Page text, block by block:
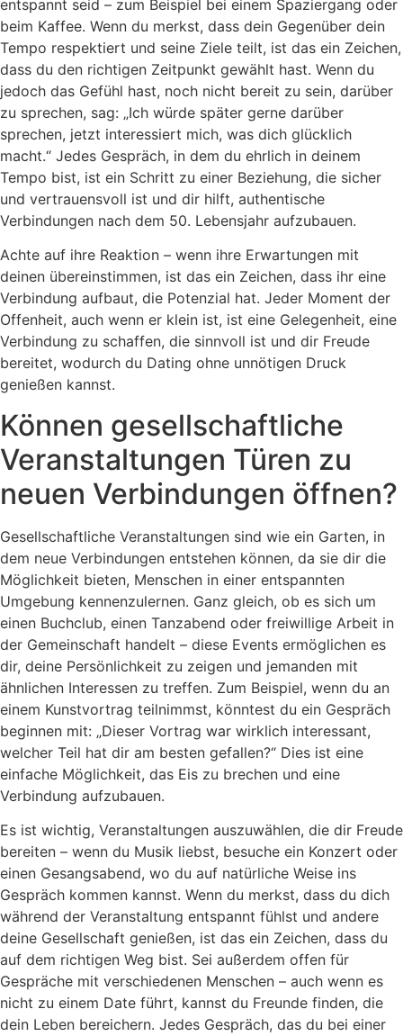
entspannt seid – zum Beispiel bei einem Spaziergang oder
beim Kaffee. Wenn du merkst, dass dein Gegenüber dein
Tempo respektiert und seine Ziele teilt, ist das ein Zeichen,
dass du den richtigen Zeitpunkt gewählt hast. Wenn du
jedoch das Gefühl hast, noch nicht bereit zu sein, darüber
zu sprechen, sag: „Ich würde später gerne darüber
sprechen, jetzt interessiert mich, was dich glücklich
macht.“ Jedes Gespräch, in dem du ehrlich in deinem
Tempo bist, ist ein Schritt zu einer Beziehung, die sicher
und vertrauensvoll ist und dir hilft, authentische
Verbindungen nach dem 50. Lebensjahr aufzubauen.
Achte auf ihre Reaktion – wenn ihre Erwartungen mit
deinen übereinstimmen, ist das ein Zeichen, dass ihr eine
Verbindung aufbaut, die Potenzial hat. Jeder Moment der
Offenheit, auch wenn er klein ist, ist eine Gelegenheit, eine
Verbindung zu schaffen, die sinnvoll ist und dir Freude
bereitet, wodurch du Dating ohne unnötigen Druck
genießen kannst.
Können gesellschaftliche
Veranstaltungen Türen zu
neuen Verbindungen öffnen?
Gesellschaftliche Veranstaltungen sind wie ein Garten, in
dem neue Verbindungen entstehen können, da sie dir die
Möglichkeit bieten, Menschen in einer entspannten
Umgebung kennenzulernen. Ganz gleich, ob es sich um
einen Buchclub, einen Tanzabend oder freiwillige Arbeit in
der Gemeinschaft handelt – diese Events ermöglichen es
dir, deine Persönlichkeit zu zeigen und jemanden mit
ähnlichen Interessen zu treffen. Zum Beispiel, wenn du an
einem Kunstvortrag teilnimmst, könntest du ein Gespräch
beginnen mit: „Dieser Vortrag war wirklich interessant,
welcher Teil hat dir am besten gefallen?“ Dies ist eine
einfache Möglichkeit, das Eis zu brechen und eine
Verbindung aufzubauen.
Es ist wichtig, Veranstaltungen auszuwählen, die dir Freude
bereiten – wenn du Musik liebst, besuche ein Konzert oder
einen Gesangsabend, wo du auf natürliche Weise ins
Gespräch kommen kannst. Wenn du merkst, dass du dich
während der Veranstaltung entspannt fühlst und andere
deine Gesellschaft genießen, ist das ein Zeichen, dass du
auf dem richtigen Weg bist. Sei außerdem offen für
Gespräche mit verschiedenen Menschen – auch wenn es
nicht zu einem Date führt, kannst du Freunde finden, die
dein Leben bereichern. Jedes Gespräch, das du bei einer